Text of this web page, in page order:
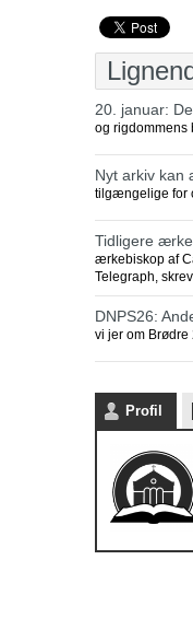
20. januar:
og
Nyt arkiv kan
tilgængelige for
Tidligere
ærkebiskop af
Telegraph,
DNPS26:
vi jer om
Profil